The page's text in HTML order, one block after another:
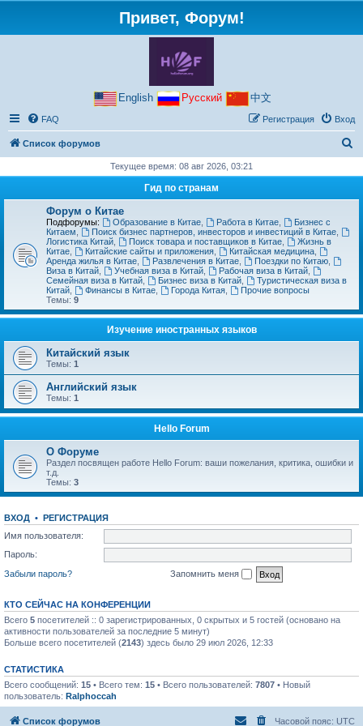
Привет, Форум!
English Русский 中文
FAQ Вход
Регистрация
Список форумов
с
Текущее время: 08 авг 2026, 03:21
Гид по странам
Форум о Китае
Подфорумы: Образование в Китае, Работа в Китае,
Бизнес с
Китаем
Поиск бизнес партнеров, инвесторов и инвестиций в Китае,
Логистика Китай
Поиск товара и поставщиков в Китае,
Жизнь в
Китае
Китайские сайты и приложения, Китайская медицина,
Аренда жилья в Китае
Развлечения в Китае, Поездки по Китаю,
Виза в Китай
Учебная виза в Китай, Рабочая виза в Китай,
Семейная виза в Китай
Бизнес виза в Китай,
Туристическая виза в
Китай
Финансы в Китае, Города Китая,
Прочие вопросы
Темы: 9
Изучение иностранных языков
Китайский язык
Темы: 1
Английский язык
Темы: 1
Hello Forum
О Форуме
Раздел посвящен работе Hello Forum: ваши пожелания, критика, ошибки и
т.д.
Темы: 3
ВХОД • РЕГИСТРАЦИЯ
Имя пользователя:
Пароль:
Забыли пароль?
Запомнить меня
КТО СЕЙЧАС НА КОНФЕРЕНЦИИ
Всего 5 посетителей :: 0 зарегистрированных, 0 скрытых и 5 гостей (основано на
активности пользователей за последние 5 минут)
Больше всего посетителей (2143) здесь было 29 июл 2026, 12:33
СТАТИСТИКА
Всего сообщений: 15 • Всего тем: 15 • Всего пользователей: 7807 • Новый
пользователь: Ralphoccah
Список форумов Часовой пояс: UTC